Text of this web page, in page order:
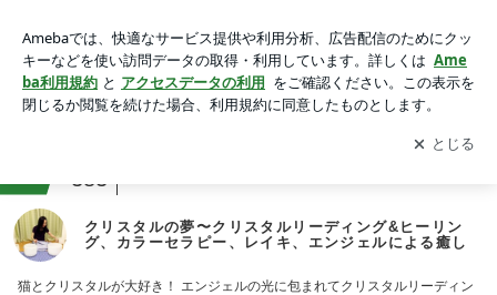
ーセラピー、レイキ、エンジェルによる癒し
アプリをダウンロードして ブログの更新通知
を受け取りまし
ょう。
開く
383
クリスタルの夢〜クリスタルリーディング&ヒーリン
グ、カラーセラピー、レイキ、エンジェルによる癒し
猫とクリスタルが大好き！ エンジェルの光に包まれてクリスタルリーディン